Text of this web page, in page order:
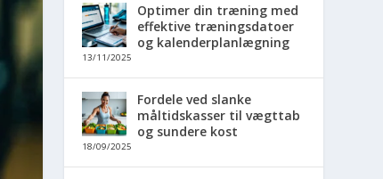
Optimer din træning med
effektive træningsdatoer
og kalenderplanlægning
13/11/2025
Fordele ved slanke
måltidskasser til vægttab
og sundere kost
18/09/2025